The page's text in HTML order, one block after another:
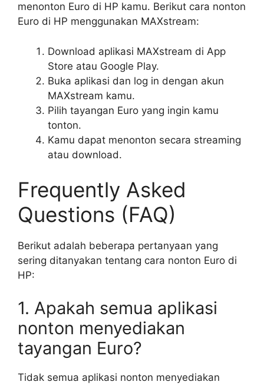
menonton Euro di HP kamu. Berikut cara nonton
Euro di HP menggunakan MAXstream:
Download aplikasi MAXstream di App
Store atau Google Play.
Buka aplikasi dan log in dengan akun
MAXstream kamu.
Pilih tayangan Euro yang ingin kamu
tonton.
Kamu dapat menonton secara streaming
atau download.
Frequently Asked
Questions (FAQ)
Berikut adalah beberapa pertanyaan yang
sering ditanyakan tentang cara nonton Euro di
HP:
1. Apakah semua aplikasi
nonton menyediakan
tayangan Euro?
Tidak semua aplikasi nonton menyediakan